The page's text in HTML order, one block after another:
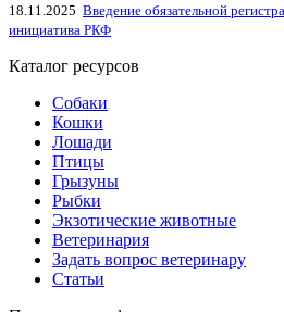
18.11.2025 Введение обязательной
инициатива РКФ
Каталог ресурсов
Собаки
Кошки
Лошади
Птицы
Грызуны
Рыбки
Экзотические животные
Ветеринария
Задать вопрос ветеринару
Статьи